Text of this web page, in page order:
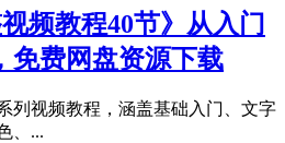
频教程40节》从入门
免费网盘资源下载
列视频教程，涵盖基础入门、文字
、...